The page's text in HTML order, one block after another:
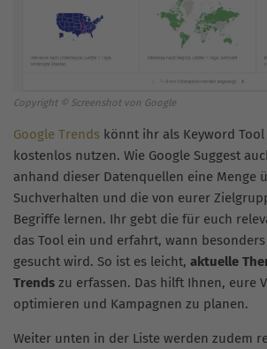
Copyright © Screenshot von Google
Google Trends könnt ihr als Keyword
kostenlos nutzen. Wie Google Suggest
anhand dieser Datenquellen eine Menge
Suchverhalten und die von eurer
Begriffe lernen. Ihr gebt die für euch
das Tool ein und erfahrt, wann
gesucht wird. So ist es leicht, aktuelle
Trends zu erfassen. Das hilft Ihnen, eure
optimieren und Kampagnen zu planen.
Weiter unten in der Liste werden zudem